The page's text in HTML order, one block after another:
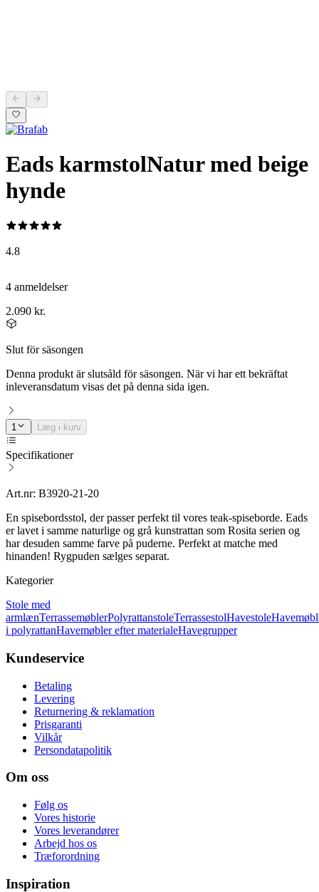
Eads karmstolNatur med beige
hynde
4.8
4 anmeldelser
2.090 kr.
Slut för säsongen
Denna produkt är slutsåld för säsongen. När vi har ett bekräftat
inleveransdatum visas det på denna sida igen.
1 Læg i kurv
Specifikationer
Art.nr: B3920-21-20
En spisebordsstol, der passer perfekt til vores teak-spiseborde. Eads
er lavet i samme naturlige og grå kunstrattan som Rosita serien og
har desuden samme farve på puderne. Perfekt at matche med
hinanden! Rygpuden sælges separat.
Kategorier
Stole med
armlænTerrassemøblerPolyrattanstoleTerrassestolHavestole
i polyrattanHavemøbler efter materialeHavegrupper
Kundeservice
Betaling
Levering
Returnering & reklamation
Prisgaranti
Vilkår
Persondatapolitik
Om oss
Følg os
Vores historie
Vores leverandører
Arbejd hos os
Træforordning
Inspiration